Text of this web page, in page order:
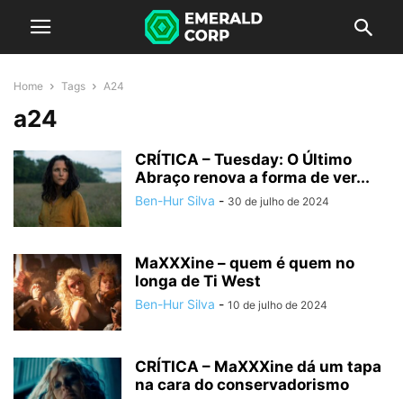
Home Tags A24
a24
CRÍTICA – Tuesday: O Último
Abraço renova a forma de ver...
Ben-Hur Silva - 30 de julho de 2024
MaXXXine – quem é quem no
longa de Ti West
Ben-Hur Silva - 10 de julho de 2024
CRÍTICA – MaXXXine dá um tapa
na cara do conservadorismo